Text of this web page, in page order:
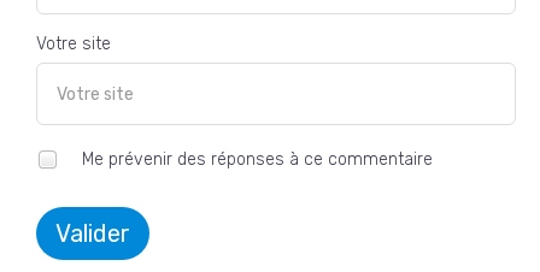
Votre site
Me prévenir des réponses à ce commentaire
Valider